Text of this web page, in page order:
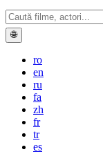
🌐
ro
en
ru
fa
zh
fr
tr
es